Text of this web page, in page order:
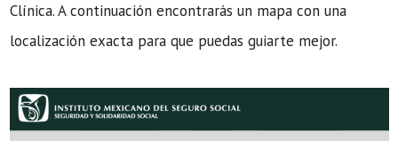
Clínica. A continuación encontrarás un mapa con una
localización exacta para que puedas guiarte mejor.